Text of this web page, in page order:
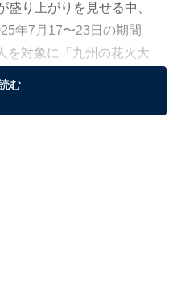
り上がりを見せる中、
年7月17〜23日の期間
を対象に「九州の花火大
実施しました。
む